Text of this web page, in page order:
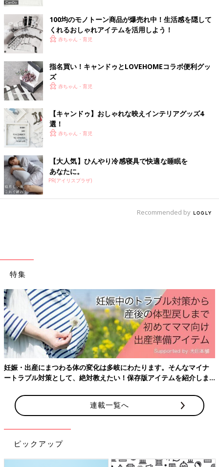
メモやハガキもおしゃれに管理できるウッドボード
100均のモノトーン商品が爆売れ中！生活感を隠して
くれるおしゃれアイテムを活用しよう！
赤ちゃん・育児
指名買い！キャンドゥとLOVEHOMEコラボ便利グッ
ズ
赤ちゃん・育児
【キャンドゥ】おしゃれな映えインテリアグッズ4
選！
赤ちゃん・育児
【大人気】ひんやり冷感寝具で快適な睡眠を
あなたに。
PR(アイリスプラザ)
Recommended by
特集
妊娠・出産にまつわる体の変化は多岐にわたります。そんなマイナ
ートラブル対策として、絶対教えたい！保存版アイテムを紹介しま
連載一覧へ
ピックアップ